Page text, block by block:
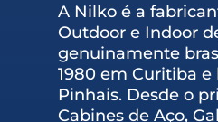
A Nilko é a
Outdoor e Indoor
genuinamente
1980 em Curitiba
Pinhais. Desde o
Cabines de Aço,